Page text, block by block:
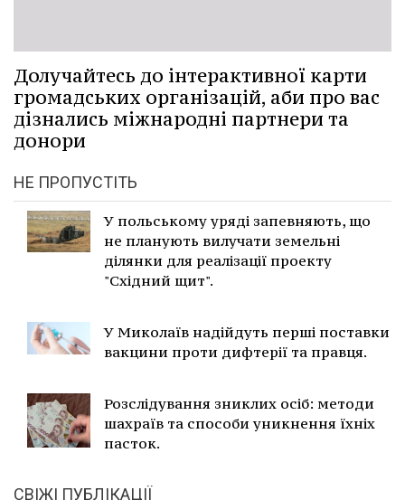
Долучайтесь до інтерактивної карти
громадських організацій, аби про вас
дізнались міжнародні партнери та
донори
НЕ ПРОПУСТІТЬ
У польському уряді запевняють, що
не планують вилучати земельні
ділянки для реалізації проекту
"Східний щит".
У Миколаїв надійдуть перші поставки
вакцини проти дифтерії та правця.
Розслідування зниклих осіб: методи
шахраїв та способи уникнення їхніх
пасток.
СВІЖІ ПУБЛІКАЦІЇ